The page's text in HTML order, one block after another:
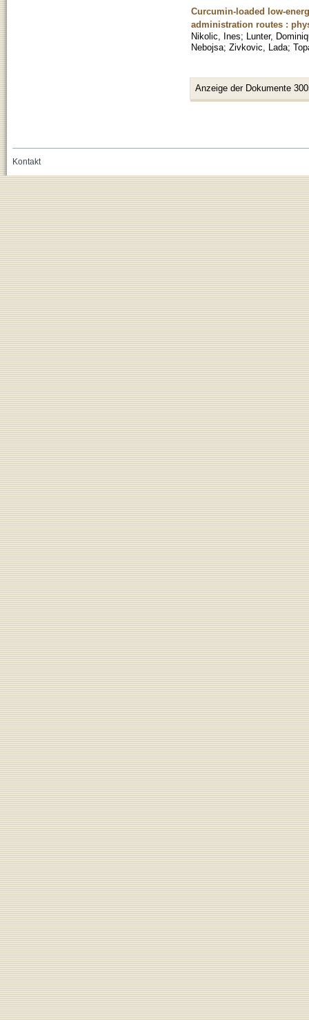
Curcumin-loaded low-
administration routes :
Nikolic, Ines; Lunter,
Nebojsa; Zivkovic, Lada;
Anzeige der Dokumente
Kontakt